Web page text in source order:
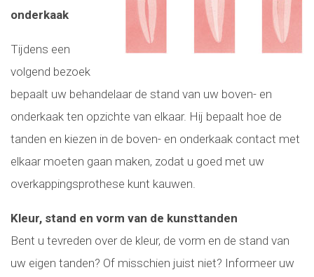
onderkaak
Tijdens een
volgend bezoek
bepaalt uw behandelaar de stand van uw boven- en
onderkaak ten opzichte van elkaar. Hij bepaalt hoe de
tanden en kiezen in de boven- en onderkaak contact met
elkaar moeten gaan maken, zodat u goed met uw
overkappingsprothese kunt kauwen.
Kleur, stand en vorm van de kunsttanden
Bent u tevreden over de kleur, de vorm en de stand van
uw eigen tanden? Of misschien juist niet? Informeer uw